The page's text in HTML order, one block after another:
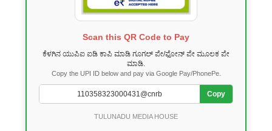
Scan this QR Code to Pay
ಕೆಳಗಿನ ಯುಪಿಐ ಐಡಿ ಕಾಪಿ ಮಾಡಿ ಗೂಗಲ್ ಪೇ/ಫೋನ್ ಪೇ ಮೂಲಕ ಪೇ
ಮಾಡಿ.
Copy the UPI ID below and pay via Google Pay/PhonePe.
Copy
TULUNADU MEDIA HOUSE